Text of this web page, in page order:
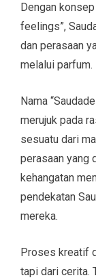
Dengan
feelings”,
dan perasaan
melalui parfum.
Nama
merujuk pada
sesuatu dari
perasaan yang
kehangatan
pendekatan
mereka.
Proses kreatif
tapi dari cerita.